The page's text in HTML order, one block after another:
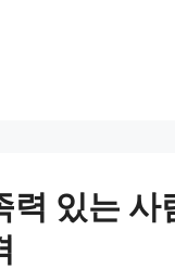
력 있는 사